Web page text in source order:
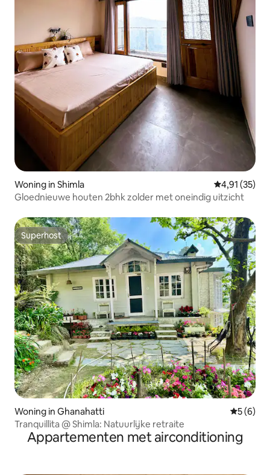
Woning in Shimla Gemiddelde
4,91 (35)
Gloednieuwe houten 2bhk zolder met oneindig uitzicht
Superhost
Superhost
Woning in Ghanahatti
5 (6)
Tranquillita @ Shimla: Natuurlijke retraite
Appartementen met airconditioning